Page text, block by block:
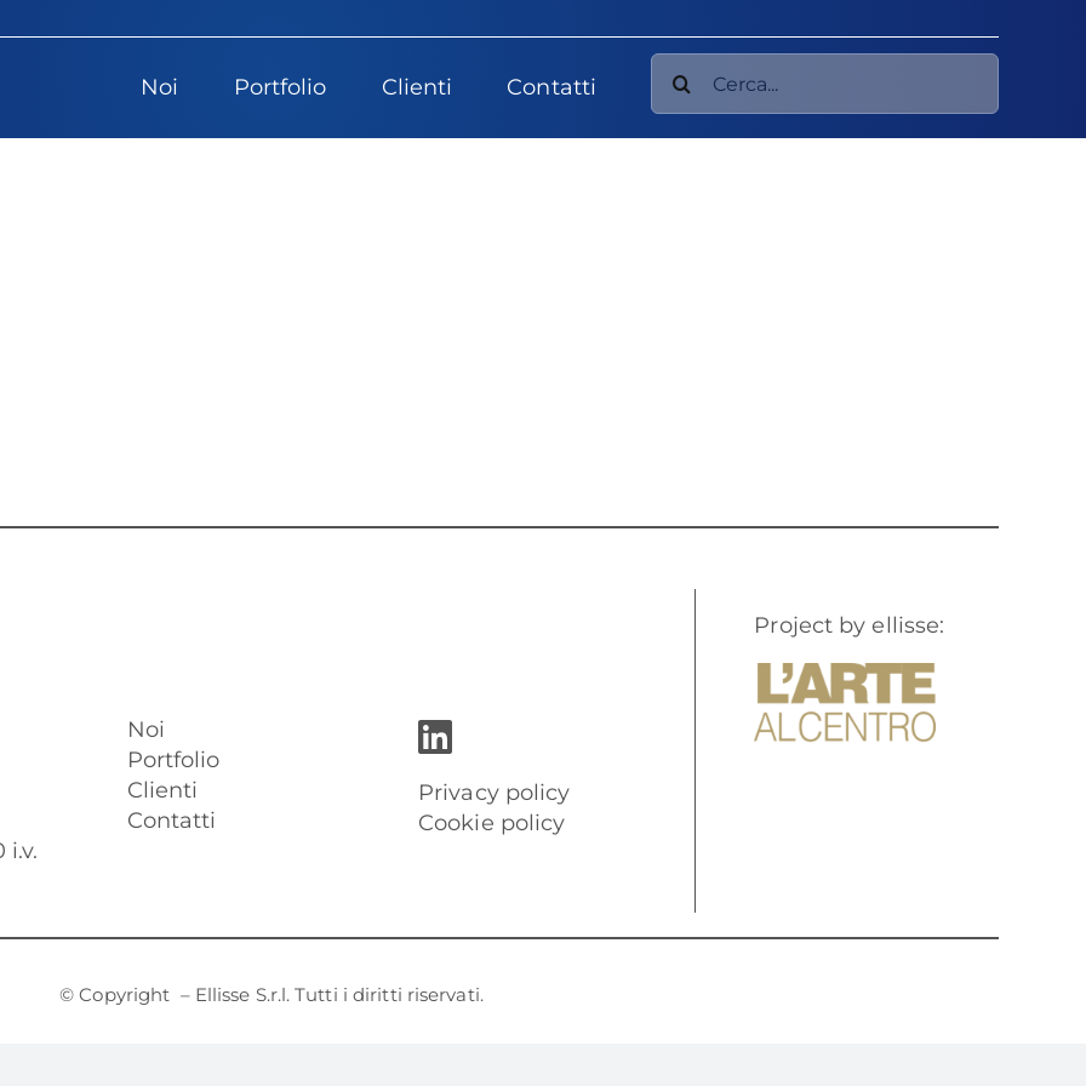
Noi Portfolio Clienti Contatti
Cerca
per:
i.v.
Noi
Portfolio
Clienti
Contatti
Privacy policy
Cookie policy
Project by ellisse:
© Copyright – Ellisse S.r.l. Tutti i diritti riservati.